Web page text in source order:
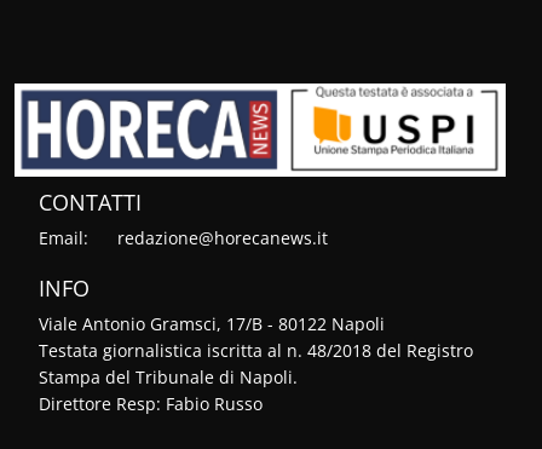
CONTATTI
Email: redazione@horecanews.it
INFO
Viale Antonio Gramsci, 17/B - 80122 Napoli
Testata giornalistica iscritta al n. 48/2018 del Registro
Stampa del Tribunale di Napoli.
Direttore Resp: Fabio Russo